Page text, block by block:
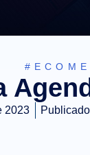
2023